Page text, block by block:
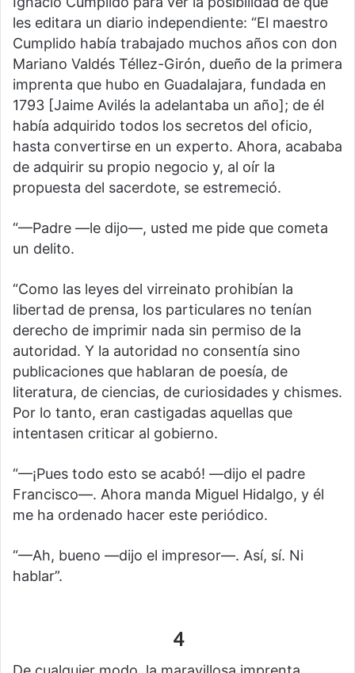
les editara un diario independiente: “El maestro
Cumplido había trabajado muchos años con don
Mariano Valdés Téllez-Girón, dueño de la primera
imprenta que hubo en Guadalajara, fundada en
1793 [Jaime Avilés la adelantaba un año]; de él
había adquirido todos los secretos del oficio,
hasta convertirse en un experto. Ahora, acababa
de adquirir su propio negocio y, al oír la
propuesta del sacerdote, se estremeció.
“—Padre —le dijo—, usted me pide que cometa
un delito.
“Como las leyes del virreinato prohibían la
libertad de prensa, los particulares no tenían
derecho de imprimir nada sin permiso de la
autoridad. Y la autoridad no consentía sino
publicaciones que hablaran de poesía, de
literatura, de ciencias, de curiosidades y chismes.
Por lo tanto, eran castigadas aquellas que
intentasen criticar al gobierno.
“—¡Pues todo esto se acabó! —dijo el padre
Francisco—. Ahora manda Miguel Hidalgo, y él
me ha ordenado hacer este periódico.
“—Ah, bueno —dijo el impresor—. Así, sí. Ni
hablar”.
4